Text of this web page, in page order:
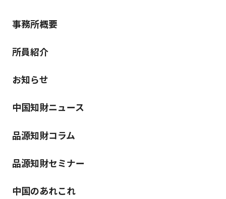
事務所概要
所員紹介
お知らせ
中国知財ニュース
品源知財コラム
品源知財セミナー
中国のあれこれ